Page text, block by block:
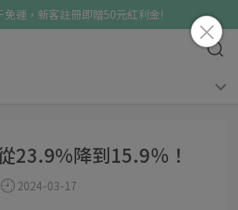
免運，新客註冊即贈50元紅利金!
23.9%降到15.9％！
2024-03-17